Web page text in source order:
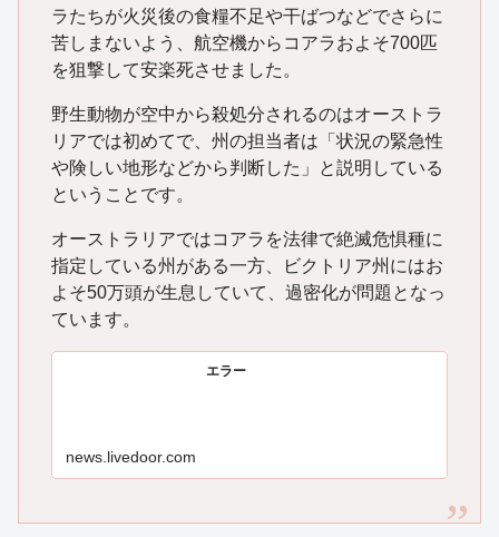
ラたちが火災後の食糧不足や干ばつなどでさらに
苦しまないよう、航空機からコアラおよそ700匹
を狙撃して安楽死させました。
野生動物が空中から殺処分されるのはオーストラ
リアでは初めてで、州の担当者は「状況の緊急性
や険しい地形などから判断した」と説明している
ということです。
オーストラリアではコアラを法律で絶滅危惧種に
指定している州がある一方、ビクトリア州にはお
よそ50万頭が生息していて、過密化が問題となっ
ています。
エラー
news.livedoor.com